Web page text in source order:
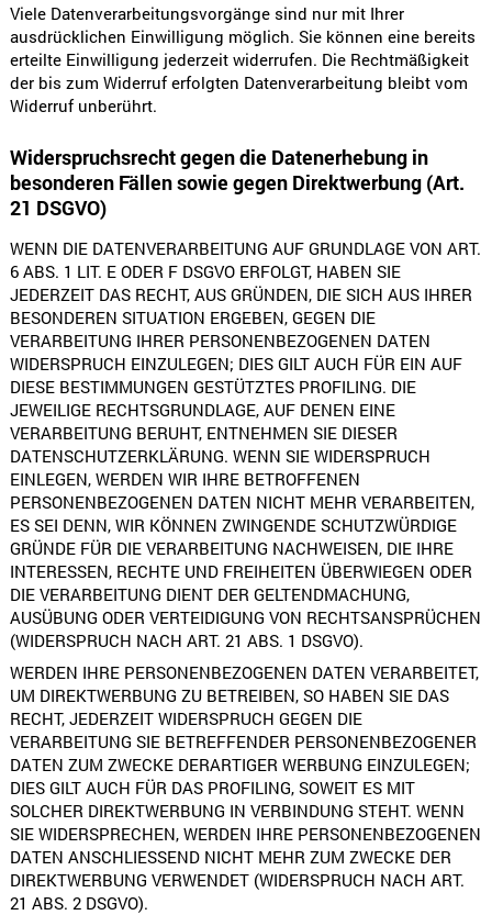
Viele Datenverarbeitungsvorgänge sind nur mit Ihrer
ausdrücklichen Einwilligung möglich. Sie können eine bereits
erteilte Einwilligung jederzeit widerrufen. Die Rechtmäßigkeit
der bis zum Widerruf erfolgten Datenverarbeitung bleibt vom
Widerruf unberührt.
Widerspruchsrecht gegen die Datenerhebung in
besonderen Fällen sowie gegen Direktwerbung (Art.
21 DSGVO)
WENN DIE DATENVERARBEITUNG AUF GRUNDLAGE VON ART.
6 ABS. 1 LIT. E ODER F DSGVO ERFOLGT, HABEN SIE
JEDERZEIT DAS RECHT, AUS GRÜNDEN, DIE SICH AUS IHRER
BESONDEREN SITUATION ERGEBEN, GEGEN DIE
VERARBEITUNG IHRER PERSONENBEZOGENEN DATEN
WIDERSPRUCH EINZULEGEN; DIES GILT AUCH FÜR EIN AUF
DIESE BESTIMMUNGEN GESTÜTZTES PROFILING. DIE
JEWEILIGE RECHTSGRUNDLAGE, AUF DENEN EINE
VERARBEITUNG BERUHT, ENTNEHMEN SIE DIESER
DATENSCHUTZERKLÄRUNG. WENN SIE WIDERSPRUCH
EINLEGEN, WERDEN WIR IHRE BETROFFENEN
PERSONENBEZOGENEN DATEN NICHT MEHR VERARBEITEN,
ES SEI DENN, WIR KÖNNEN ZWINGENDE SCHUTZWÜRDIGE
GRÜNDE FÜR DIE VERARBEITUNG NACHWEISEN, DIE IHRE
INTERESSEN, RECHTE UND FREIHEITEN ÜBERWIEGEN ODER
DIE VERARBEITUNG DIENT DER GELTENDMACHUNG,
AUSÜBUNG ODER VERTEIDIGUNG VON RECHTSANSPRÜCHEN
(WIDERSPRUCH NACH ART. 21 ABS. 1 DSGVO).
WERDEN IHRE PERSONENBEZOGENEN DATEN VERARBEITET,
UM DIREKTWERBUNG ZU BETREIBEN, SO HABEN SIE DAS
RECHT, JEDERZEIT WIDERSPRUCH GEGEN DIE
VERARBEITUNG SIE BETREFFENDER PERSONENBEZOGENER
DATEN ZUM ZWECKE DERARTIGER WERBUNG EINZULEGEN;
DIES GILT AUCH FÜR DAS PROFILING, SOWEIT ES MIT
SOLCHER DIREKTWERBUNG IN VERBINDUNG STEHT. WENN
SIE WIDERSPRECHEN, WERDEN IHRE PERSONENBEZOGENEN
DATEN ANSCHLIESSEND NICHT MEHR ZUM ZWECKE DER
DIREKTWERBUNG VERWENDET (WIDERSPRUCH NACH ART.
21 ABS. 2 DSGVO).